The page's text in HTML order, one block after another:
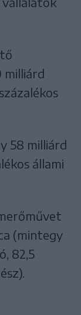
milliárd
58 milliárd
állami
(mintegy
82,5